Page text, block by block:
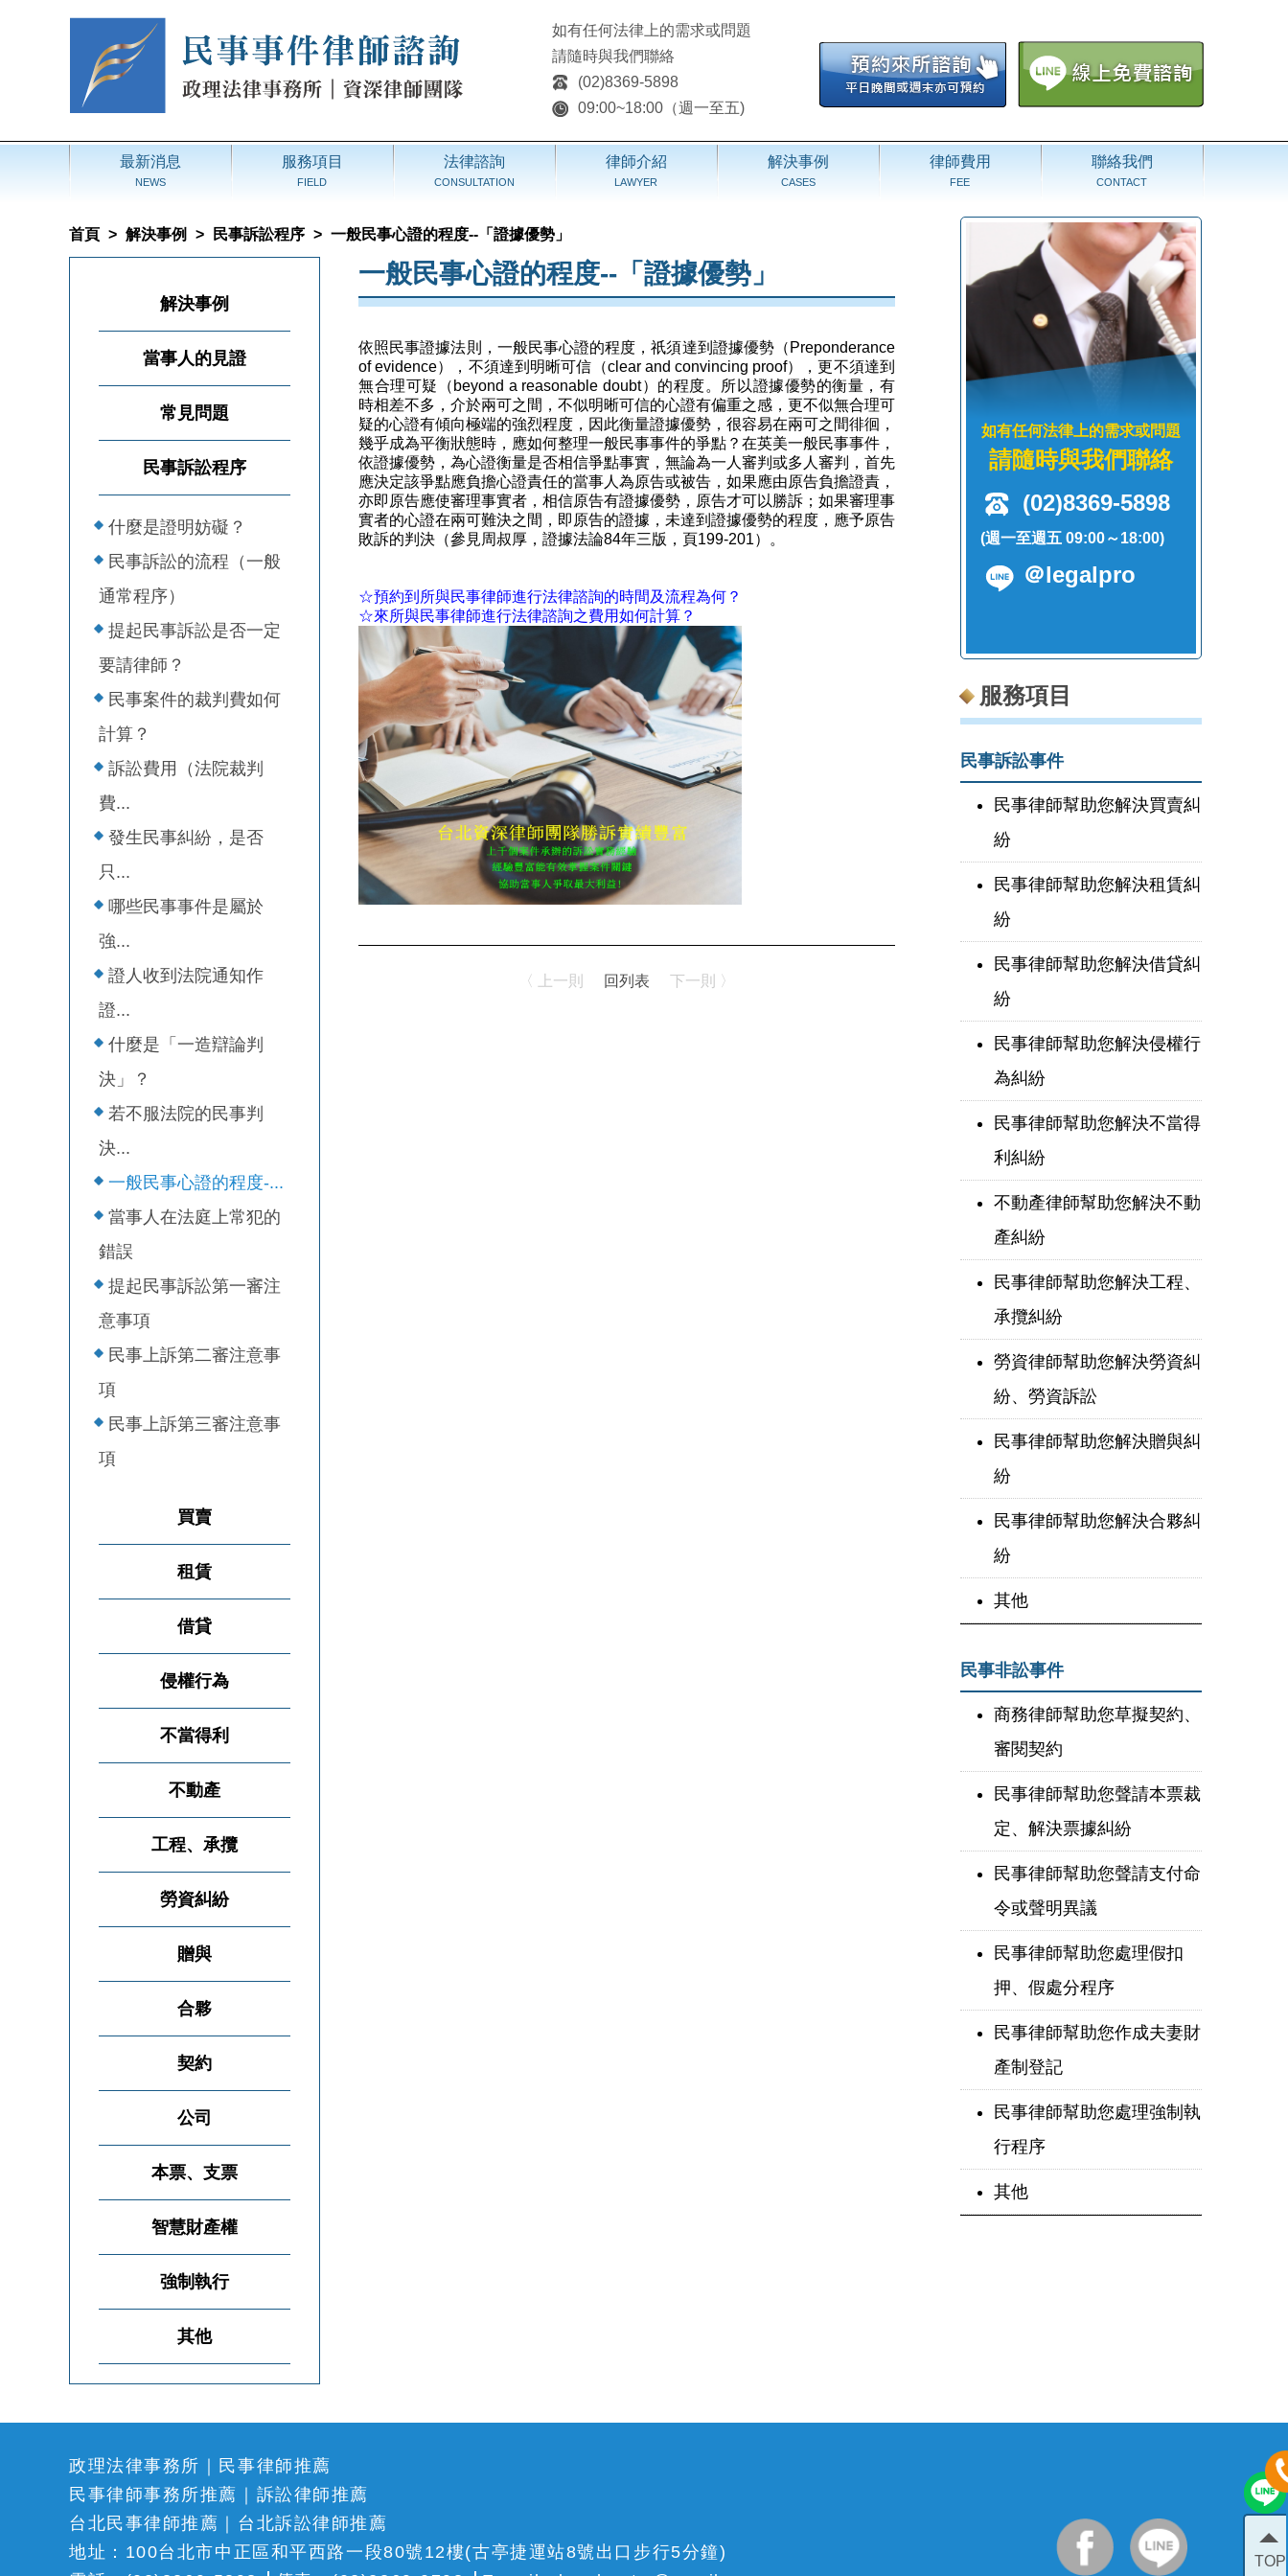
如有任何法律上的需求或問題
請隨時與我們聯絡
(02)8369-5898
09:00~18:00（週一至五)
最新消息
NEWS
服務項目
FIELD
法律諮詢
CONSULTATION
律師介紹
LAWYER
解決事例
CASES
律師費用
FEE
聯絡我們
CONTACT
首頁 > 解決事例 > 民事訴訟程序 > 一般民事心證的程度--「證據優勢」
解決事例
當事人的見證
常見問題
民事訴訟程序
什麼是證明妨礙？
民事訴訟的流程（一般
通常程序）
提起民事訴訟是否一定
要請律師？
民事案件的裁判費如何
計算？
訴訟費用（法院裁判
費...
發生民事糾紛，是否
只...
哪些民事事件是屬於
強...
證人收到法院通知作
證...
什麼是「一造辯論判
決」？
若不服法院的民事判
決...
一般民事心證的程度-...
當事人在法庭上常犯的
錯誤
提起民事訴訟第一審注
意事項
民事上訴第二審注意事
項
民事上訴第三審注意事
項
買賣
租賃
借貸
侵權行為
不當得利
不動產
工程、承攬
勞資糾紛
贈與
合夥
契約
公司
本票、支票
智慧財產權
強制執行
其他
一般民事心證的程度--「證據優勢」
依照民事證據法則，一般民事心證的程度，祇須達到證據優勢（Preponderance
of evidence），不須達到明晰可信（clear and convincing proof），更不須達到
無合理可疑（beyond a reasonable doubt）的程度。所以證據優勢的衡量，有
時相差不多，介於兩可之間，不似明晰可信的心證有偏重之感，更不似無合理可
疑的心證有傾向極端的強烈程度，因此衡量證據優勢，很容易在兩可之間徘徊，
幾乎成為平衡狀態時，應如何整理一般民事事件的爭點？在英美一般民事事件，
依證據優勢，為心證衡量是否相信爭點事實，無論為一人審判或多人審判，首先
應決定該爭點應負擔心證責任的當事人為原告或被告，如果應由原告負擔證責，
亦即原告應使審理事實者，相信原告有證據優勢，原告才可以勝訴；如果審理事
實者的心證在兩可難決之間，即原告的證據，未達到證據優勢的程度，應予原告
敗訴的判決（參見周叔厚，證據法論84年三版，頁199-201）。
☆預約到所與民事律師進行法律諮詢的時間及流程為何？
☆來所與民事律師進行法律諮詢之費用如何計算？
〈 上一則 回列表 下一則 〉
如有任何法律上的需求或問題
請隨時與我們聯絡
(02)8369-5898
(週一至週五 09:00～18:00)
＠legalpro
服務項目
民事訴訟事件
民事律師幫助您解決買賣糾
紛
民事律師幫助您解決租賃糾
紛
民事律師幫助您解決借貸糾
紛
民事律師幫助您解決侵權行
為糾紛
民事律師幫助您解決不當得
利糾紛
不動產律師幫助您解決不動
產糾紛
民事律師幫助您解決工程、
承攬糾紛
勞資律師幫助您解決勞資糾
紛、勞資訴訟
民事律師幫助您解決贈與糾
紛
民事律師幫助您解決合夥糾
紛
其他
民事非訟事件
商務律師幫助您草擬契約、
審閱契約
民事律師幫助您聲請本票裁
定、解決票據糾紛
民事律師幫助您聲請支付命
令或聲明異議
民事律師幫助您處理假扣
押、假處分程序
民事律師幫助您作成夫妻財
產制登記
民事律師幫助您處理強制執
行程序
其他
TOP
政理法律事務所｜民事律師推薦
民事律師事務所推薦｜訴訟律師推薦
台北民事律師推薦｜台北訴訟律師推薦
地址：100台北市中正區和平西路一段80號12樓(古亭捷運站8號出口步行5分鐘)